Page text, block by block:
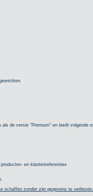
de versie "Premium" en biedt volgende
en klantenreferenties
schaffen zonder zijn gegevens te verliezen.